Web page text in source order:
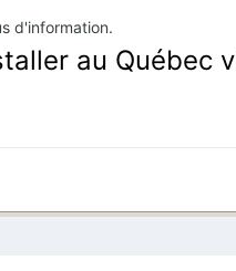
d'information.
au Québec